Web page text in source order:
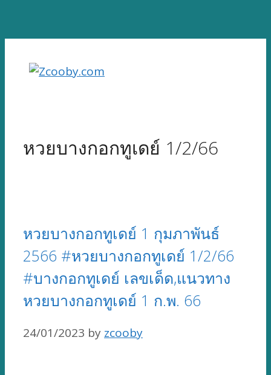
content
หวยบางกอกทูเดย์ 1/2/66
หวยบางกอกทูเดย์ 1 กุมภาพันธ์
2566 #หวยบางกอกทูเดย์ 1/2/66
#บางกอกทูเดย์ เลขเด็ด,แนวทาง
หวยบางกอกทูเดย์ 1 ก.พ. 66
24/01/2023 by zcooby